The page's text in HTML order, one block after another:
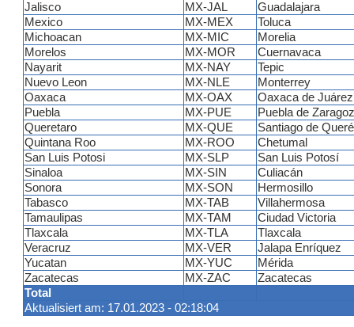
Total
Aktualisiert am: 17.01.2023 - 02:18:04
Jalisco
MX-JAL
Guadalajara
Mexico
MX-MEX
Toluca
Michoacan
MX-MIC
Morelia
Morelos
MX-MOR
Cuernavaca
Nayarit
MX-NAY
Tepic
Nuevo Leon
MX-NLE
Monterrey
Oaxaca
MX-OAX
Oaxaca de Juárez
Puebla
MX-PUE
Puebla de
Queretaro
MX-QUE
Santiago de
Quintana Roo
MX-ROO
Chetumal
San Luis Potosi
MX-SLP
San Luis Potosí
Sinaloa
MX-SIN
Culiacán
Sonora
MX-SON
Hermosillo
Tabasco
MX-TAB
Villahermosa
Tamaulipas
MX-TAM
Ciudad Victoria
Tlaxcala
MX-TLA
Tlaxcala
Veracruz
MX-VER
Jalapa Enríquez
Yucatan
MX-YUC
Mérida
Zacatecas
MX-ZAC Zacatecas